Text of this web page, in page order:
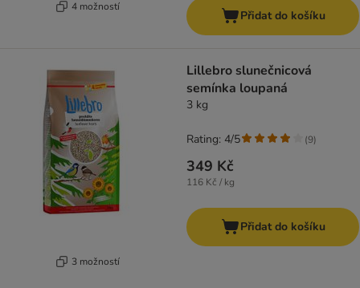
4 možností
Přidat do košíku
3 možností
Lillebro slunečnicová
semínka loupaná
3 kg
349 Kč
116 Kč / kg
Rating: 4/5 (9)
Přidat do košíku